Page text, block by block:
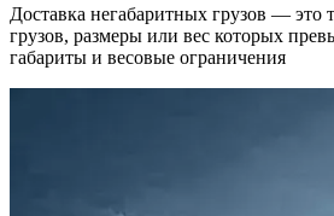
Доставка негабаритных грузов — это
грузов, размеры или вес которых
габариты и весовые ограничения